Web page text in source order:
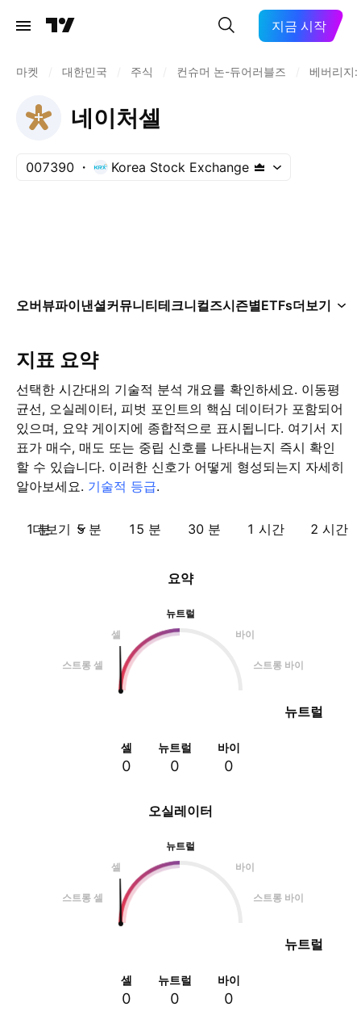
지금 시작
마켓 대한민국 주식 컨슈머 논-듀어러블즈 베버리지:
네이처셀
007390 Korea Stock Exchange
오버뷰파이낸셜커뮤니티테크니컬즈시즌별ETFs더보기
지표 요약
선택한 시간대의 기술적 분석 개요를 확인하세요. 이동평
균선, 오실레이터, 피벗 포인트의 핵심 데이터가 포함되어
있으며, 요약 게이지에 종합적으로 표시됩니다. 여기서 지
표가 매수, 매도 또는 중립 신호를 나타내는지 즉시 확인
할 수 있습니다. 이러한 신호가 어떻게 형성되는지 자세히
알아보세요. 기술적 등급.
1 분 5 분 15 분 30 분 1 시간 2 시간
더보기
오실레이터
뉴트럴
셀
바이
스트롱 셀 스트롱 바이
뉴트럴
셀
0
뉴트럴
0
바이
0
요약
뉴트럴
셀
바이
스트롱 셀 스트롱 바이
뉴트럴
셀
0
뉴트럴
0
바이
0